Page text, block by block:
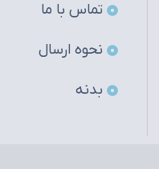
تماس با ما
نحوه ارسال
بدنه